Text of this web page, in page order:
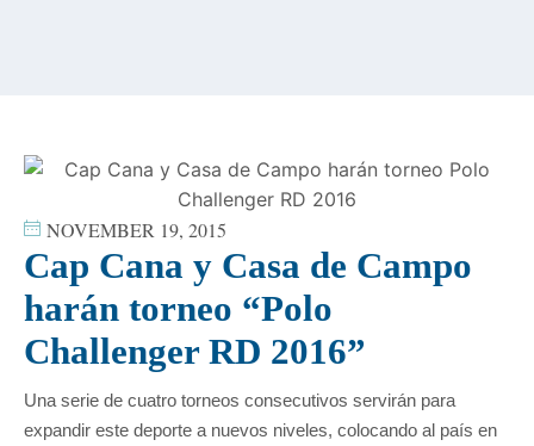
NOVEMBER 19, 2015
Cap Cana y Casa de Campo
harán torneo “Polo
Challenger RD 2016”
Una serie de cuatro torneos consecutivos servirán para
expandir este deporte a nuevos niveles, colocando al país en